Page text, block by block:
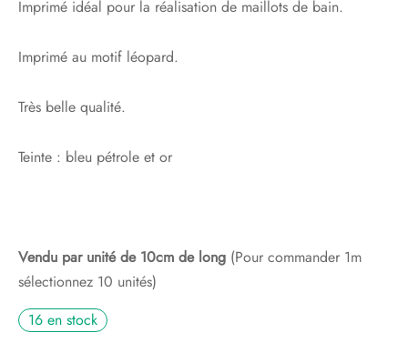
Imprimé idéal pour la réalisation de maillots de bain.
Imprimé au motif léopard.
Très belle qualité.
Teinte : bleu pétrole et or
Vendu par unité de 10cm de long (Pour commander 1m
sélectionnez 10 unités)
16 en stock